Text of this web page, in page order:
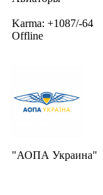
Karma: +1087/-64
Offline
"АОПА Украина"